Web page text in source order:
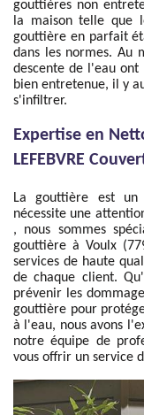
gouttières non
la maison telle que
gouttière en parfait
dans les normes. Au
descente de l'eau ont
bien entretenue, il y
s'infiltrer.
Expertise en
LEFEBVRE
La gouttière est
nécessite une
, nous sommes
gouttière à Voulx
services de haute
de chaque client.
prévenir les
gouttière pour
à l'eau, nous avons
notre équipe de
vous offrir un service